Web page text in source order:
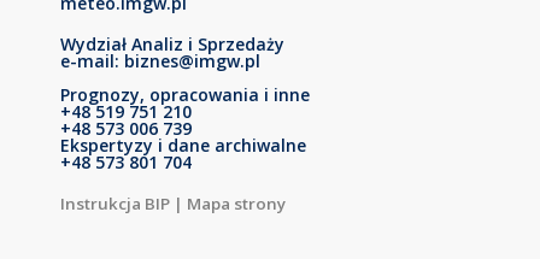
Wydział Analiz i Sprzedaży
e-mail: biznes@imgw.pl
Prognozy, opracowania i inne
+48 519 751 210
+48 573 006 739
Ekspertyzy i dane archiwalne
+48 573 801 704
Instrukcja BIP | Mapa strony